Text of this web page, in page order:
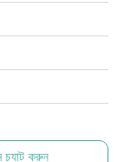
চ্যাট করুন